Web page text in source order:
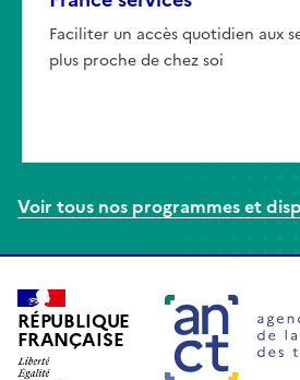
Faciliter un accès quotidien aux
plus proche de chez soi
Voir tous nos programmes et
RÉPUBLIQUE
FRANÇAISE
Agence